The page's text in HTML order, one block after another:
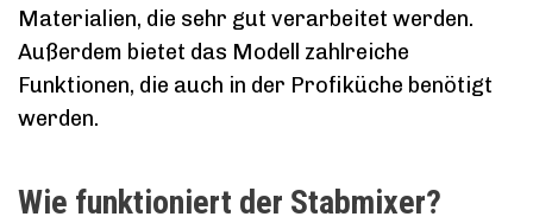
Materialien, die sehr gut verarbeitet werden.
Außerdem bietet das Modell zahlreiche
Funktionen, die auch in der Profiküche benötigt
werden.
Wie funktioniert der Stabmixer?